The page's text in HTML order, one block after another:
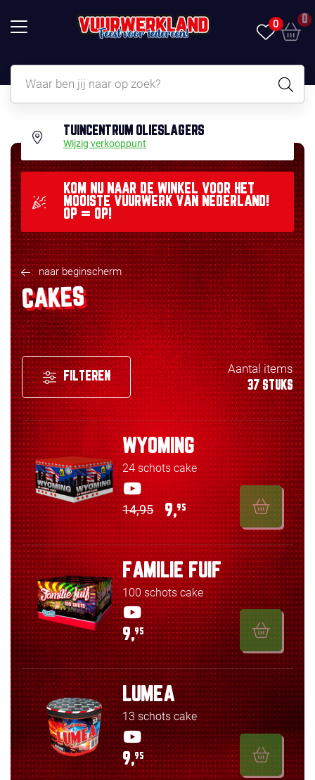
0 0
TUINCENTRUM OLIESLAGERS
Wijzig verkooppunt
KOM NU NAAR DE WINKEL VOOR HET
MOOISTE VUURWERK VAN NEDERLAND!
OP = OP!
naar beginscherm
CAKES
FILTEREN
Aantal items
37 STUKS
WYOMING
24 schots cake
14,95 9,95
FAMILIE FUIF
100 schots cake
9,95
LUMEA
13 schots cake
9,95